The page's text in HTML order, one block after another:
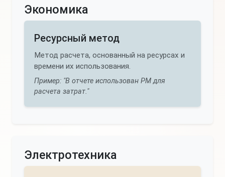
Экономика
Ресурсный метод
Метод расчета, основанный на ресурсах и
времени их использования.
Пример: "В отчете использован РМ для
расчета затрат."
Электротехника